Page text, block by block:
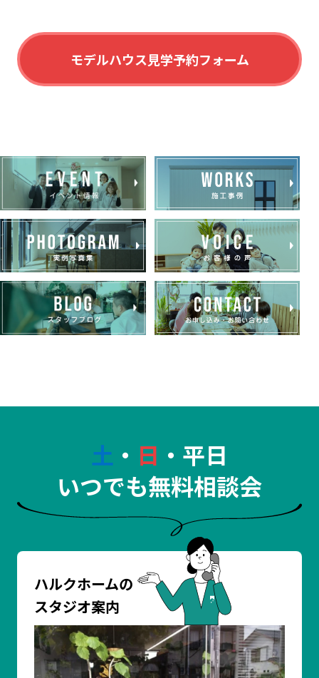
モデルハウス見学予約フォーム
土 ・ 日 ・平日
いつでも無料相談会
ハルクホームの
スタジオ案内